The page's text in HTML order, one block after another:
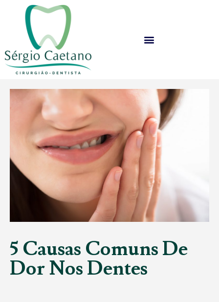
5 Causas Comuns De
Dor Nos Dentes